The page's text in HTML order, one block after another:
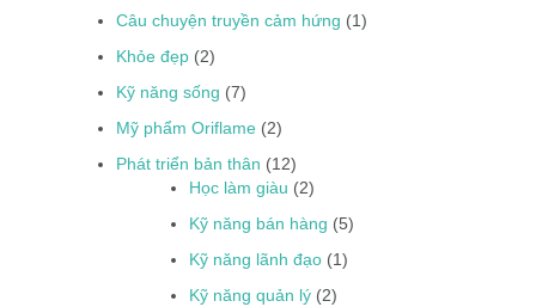
Câu chuyện truyền cảm hứng (1)
Khỏe đẹp (2)
Kỹ năng sống (7)
Mỹ phẩm Oriflame (2)
Phát triển bản thân (12)
Học làm giàu (2)
Kỹ năng bán hàng (5)
Kỹ năng lãnh đạo (1)
Kỹ năng quản lý (2)